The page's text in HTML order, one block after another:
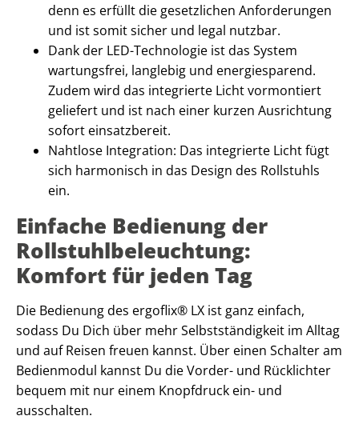
denn es erfüllt die gesetzlichen Anforderungen
und ist somit sicher und legal nutzbar.
Dank der LED-Technologie ist das System
wartungsfrei, langlebig und energiesparend.
Zudem wird das integrierte Licht vormontiert
geliefert und ist nach einer kurzen Ausrichtung
sofort einsatzbereit.
Nahtlose Integration: Das integrierte Licht fügt
sich harmonisch in das Design des Rollstuhls
ein.
Einfache Bedienung der
Rollstuhlbeleuchtung:
Komfort für jeden Tag
Die Bedienung des ergoflix® LX ist ganz einfach,
sodass Du Dich über mehr Selbstständigkeit im Alltag
und auf Reisen freuen kannst. Über einen Schalter am
Bedienmodul kannst Du die Vorder- und Rücklichter
bequem mit nur einem Knopfdruck ein- und
ausschalten.